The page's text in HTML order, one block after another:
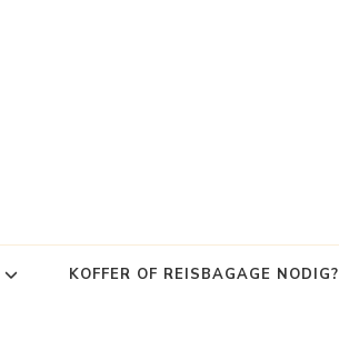
KOFFER OF REISBAGAGE NODIG?